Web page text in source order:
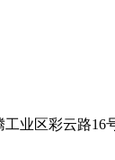
业区彩云路16